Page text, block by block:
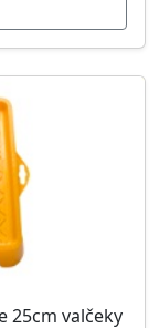
25cm valčeky